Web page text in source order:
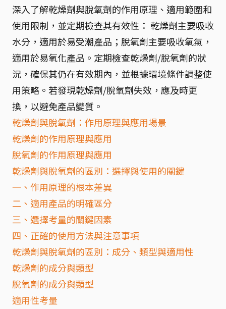
深入了解乾燥劑與脫氧劑的作用原理、適用範圍和
使用限制，並定期檢查其有效性： 乾燥劑主要吸收
水分，適用於易受潮產品；脫氧劑主要吸收氧氣，
適用於易氧化產品。定期檢查乾燥劑/脫氧劑的狀
況，確保其仍在有效期內，並根據環境條件調整使
用策略。若發現乾燥劑/脫氧劑失效，應及時更
換，以避免產品變質。
乾燥劑與脫氧劑：作用原理與應用場景
乾燥劑的作用原理與應用
脫氧劑的作用原理與應用
乾燥劑與脫氧劑的區別：選擇與使用的關鍵
一、作用原理的根本差異
二、適用產品的明確區分
三、選擇考量的關鍵因素
四、正確的使用方法與注意事項
乾燥劑與脫氧劑的區別：成分、類型與適用性
乾燥劑的成分與類型
脫氧劑的成分與類型
適用性考量